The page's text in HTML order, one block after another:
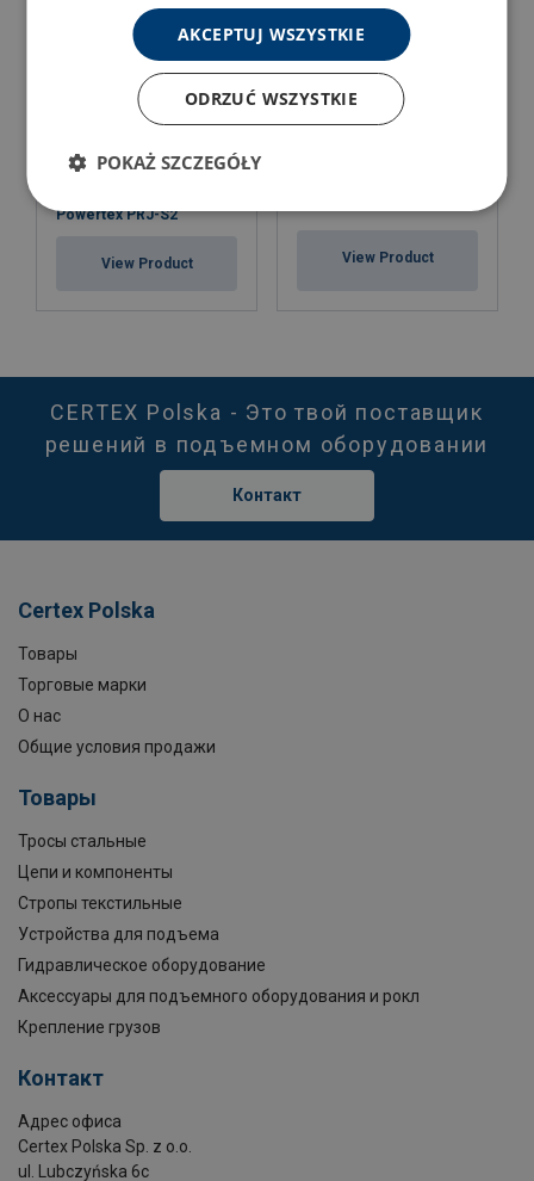
Powertex PRJ-S2
View Product View Product
CERTEX Polska - Это твой поставщик
решений в подъемном оборудовании
Контакт
Certex Polska
Товары
Торговые марки
О нас
Общие условия продажи
Товары
Тросы стальные
Цепи и компоненты
Стропы текстильные
Устройства для подъема
Гидравлическое оборудование
Аксессуары для подъемного оборудования и рокл
Крепление грузов
Контакт
Адрес офиса
Certex Polska Sp. z o.o.
ul. Lubczyńska 6c
AKCEPTUJ WSZYSTKIE
ODRZUĆ WSZYSTKIE
POKAŻ SZCZEGÓŁY